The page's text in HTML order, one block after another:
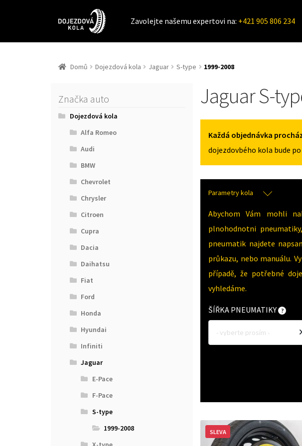
Zavolejte našemu expertovi na: +421 905 806 234
Domů Dojezdová kola Jaguar S-type 1999-2008
Značka auto
Dojezdová kola
Alfa Romeo
Audi
BMW
Chevrolet
Chrysler
Citroen
Cupra
Dacia
Daihatsu
Fiat
Ford
Honda
Hyundai
Infiniti
Jaguar
E-Pace
F-Pace
S-type
1999-2008
Jaguar S-
Každá objednávka
dojezdovbého kola bude
Parametry kola
Abychom Vám mohli
plnohodnotni
pneumatik najdete
průkazu, nebo manuálu.
případě, že potřebné
vyhledáme.
ŠÍŘKA PNEUMATIKY
- vyberte prosím -
SLEVA